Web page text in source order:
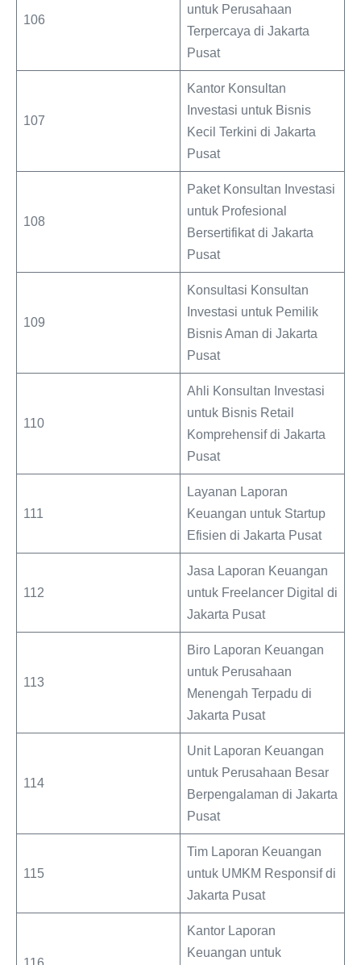
106
untuk Perusahaan
Terpercaya di Jakarta
Pusat
107
Kantor Konsultan
Investasi untuk Bisnis
Kecil Terkini di Jakarta
Pusat
108
Paket Konsultan Investasi
untuk Profesional
Bersertifikat di Jakarta
Pusat
109
Konsultasi Konsultan
Investasi untuk Pemilik
Bisnis Aman di Jakarta
Pusat
110
Ahli Konsultan Investasi
untuk Bisnis Retail
Komprehensif di Jakarta
Pusat
111
Layanan Laporan
Keuangan untuk Startup
Efisien di Jakarta Pusat
112
Jasa Laporan Keuangan
untuk Freelancer Digital di
Jakarta Pusat
113
Biro Laporan Keuangan
untuk Perusahaan
Menengah Terpadu di
Jakarta Pusat
114
Unit Laporan Keuangan
untuk Perusahaan Besar
Berpengalaman di Jakarta
Pusat
115
Tim Laporan Keuangan
untuk UMKM Responsif di
Jakarta Pusat
Kantor Laporan
Keuangan untuk